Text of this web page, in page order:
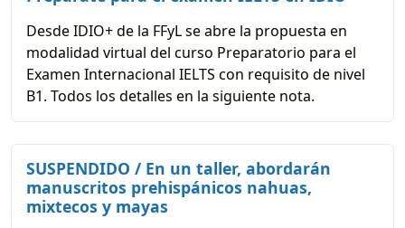
Desde IDIO+ de la FFyL se abre la propuesta en
modalidad virtual del curso Preparatorio para el
Examen Internacional IELTS con requisito de nivel
B1. Todos los detalles en la siguiente nota.
SUSPENDIDO / En un taller, abordarán
manuscritos prehispánicos nahuas,
mixtecos y mayas